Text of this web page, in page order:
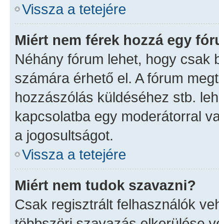
Vissza a tetejére
Miért nem férek hozzá egy
Néhány fórum lehet, hogy csak
számára érhető el. A fórum
hozzászólás küldéséhez stb.
kapcsolatba egy moderátorral
a jogosultságot.
Vissza a tetejére
Miért nem tudok szavazni?
Csak regisztrált felhasználók